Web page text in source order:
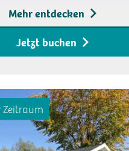
Kaution für den
Zugangsschlüssel
Mehr entdecken
Jetzt buchen